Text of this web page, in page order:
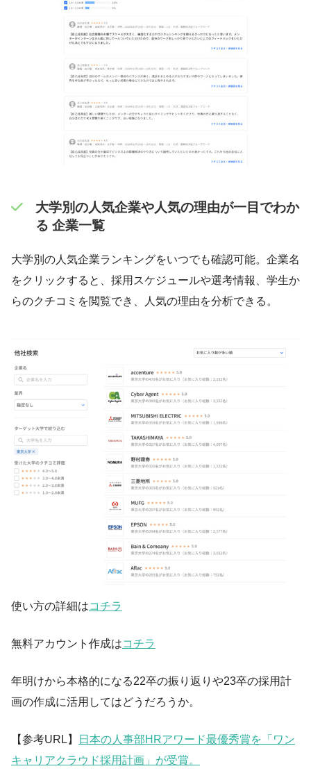
大学別の人気企業や人気の理由が一目でわか
る 企業一覧
大学別の人気企業ランキングをいつでも確認可能。企業名
をクリックすると、採用スケジュールや選考情報、学生か
らのクチコミを閲覧でき、人気の理由を分析できる。
使い方の詳細はコチラ
無料アカウント作成はコチラ
年明けから本格的になる22卒の振り返りや23卒の採用計
画の作成に活用してはどうだろうか。
【参考URL】
日本の人事部HRアワード最優秀賞を「ワン
キャリアクラウド採用計画」が受賞。